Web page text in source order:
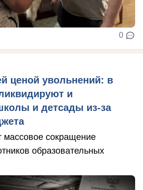
0
ценой увольнений: в
и
и детсады из-за
массовое сокращение
образовательных